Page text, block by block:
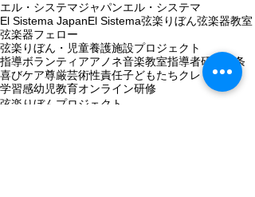
エル・システマジャパンエル・システマ
El Sistema JapanEl Sistema弦楽りぼん弦楽器教室
弦楽器フェロー
弦楽りぼん・児童養護施設プロジェクト
指導ボランティアアノネ音楽教室指導者研修
信条
喜びケア尊厳芸術性責任子どもたちクレド策定
学習感幼児教育オンライン研修
弦楽りぼんプロジェクト